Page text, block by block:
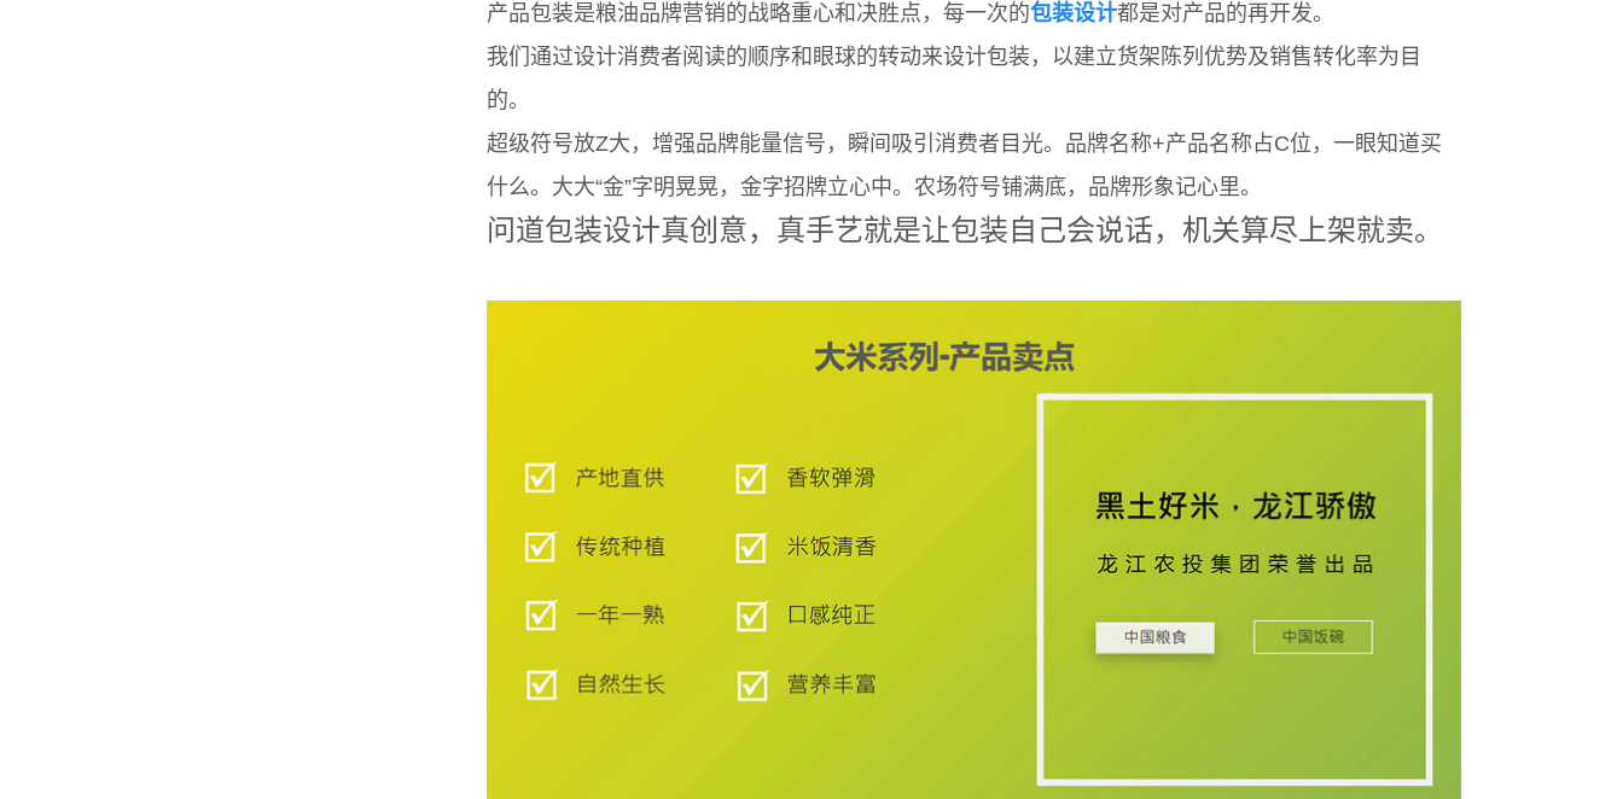
产品包装是粮油品牌营销的战略重心和决胜点，每一次的包装设计都是对产品的再开发。
我们通过设计消费者阅读的顺序和眼球的转动来设计包装，以建立货架陈列优势及销售转化率为目
的。
超级符号放Z大，增强品牌能量信号，瞬间吸引消费者目光。品牌名称+产品名称占C位，一眼知道买
什么。大大“金”字明晃晃，金字招牌立心中。农场符号铺满底，品牌形象记心里。
问道包装设计真创意，真手艺就是让包装自己会说话，机关算尽上架就卖。